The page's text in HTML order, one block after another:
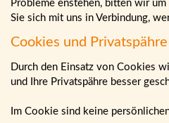
Probleme enstehen, bitten wir
Sie sich mit uns in Verbindung,
Cookies und Privatspähre
Durch den Einsatz von Cookies
und Ihre Privatspähre besser
Im Cookie sind keine